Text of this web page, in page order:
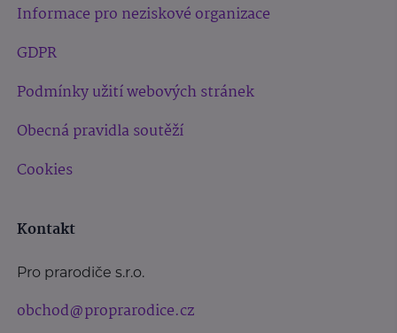
Informace pro neziskové organizace
GDPR
Podmínky užití webových stránek
Obecná pravidla soutěží
Cookies
Kontakt
Pro prarodiče s.r.o.
obchod@proprarodice.cz